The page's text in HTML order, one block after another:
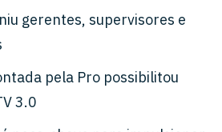
gerentes, supervisores e
pela Pro possibilitou
3.0